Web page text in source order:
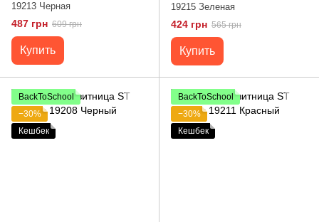
19213 Черная
487 грн 609 грн
Купить
19215 Зеленая
424 грн 565 грн
Купить
BackToSchool
−30%
Кешбек
BackToSchool
−30%
Кешбек